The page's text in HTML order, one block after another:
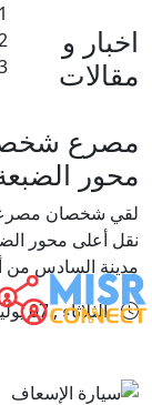
اخبار و
مقالات
مصرع
محور الضبعة
لقي شخصان
نقل أعلى محور
مدينة السادس من
الثلاثاء , 07 يوليو 2026 / 06:38 م